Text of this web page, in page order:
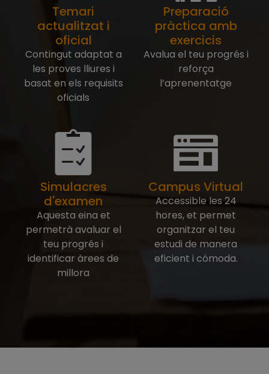
Temari
actualitzat i
oficial
Contingut adaptat a
les proves lliures i
basat en els requisits
oficials
Preparació
pràctica amb
exercicis
Avalua el teu progrés i
reforça
l’aprenentatge
Simulacres
d'examen
Aquesta eina et
permetrà avaluar el
teu progrés i
identificar àrees de
millora
Campus Virtual
Accessible les 24
hores, et permet
organitzar el teu
estudi de manera
eficient i còmoda.